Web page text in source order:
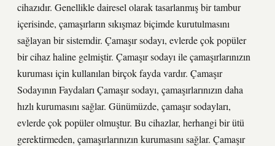
cihazıdır. Genellikle dairesel olarak tasarlanmış bir tambur
içerisinde, çamaşırların sıkışmaz biçimde kurutulmasını
sağlayan bir sistemdir. Çamaşır sodayı, evlerde çok popüler
bir cihaz haline gelmiştir. Çamaşır sodayı ile çamaşırlarınızın
kuruması için kullanılan birçok fayda vardır. Çamaşır
Sodayının Faydaları Çamaşır sodayı, çamaşırlarınızın daha
hızlı kurumasını sağlar. Günümüzde, çamaşır sodayları,
evlerde çok popüler olmuştur. Bu cihazlar, herhangi bir ütü
gerektirmeden, çamaşırlarınızın kurumasını sağlar. Çamaşır